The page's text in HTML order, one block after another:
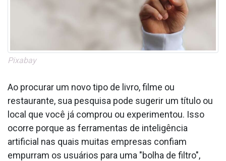
Pixabay
Ao procurar um novo tipo de livro, filme ou
restaurante, sua pesquisa pode sugerir um título ou
local que você já comprou ou experimentou. Isso
ocorre porque as ferramentas de inteligência
artificial nas quais muitas empresas confiam
empurram os usuários para uma "bolha de filtro",